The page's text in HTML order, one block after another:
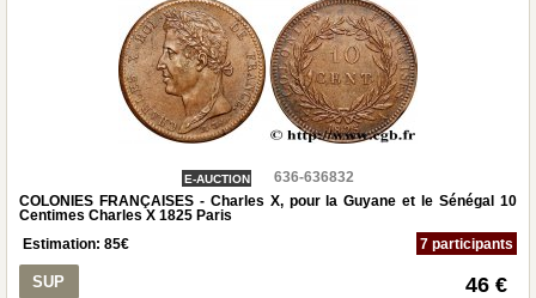
E-AUCTION
636-636832
COLONIES FRANÇAISES - Charles X, pour la Guyane et le Sénégal 10
Centimes Charles X 1825 Paris
Estimation: 85€ 7 participants
SUP 46 €